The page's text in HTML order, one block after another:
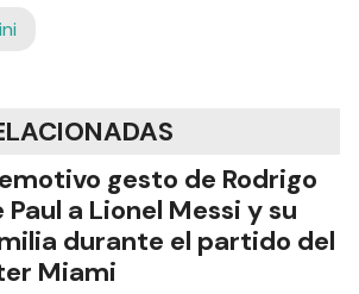
gesto de Rodrigo
Paul a Lionel Messi y su
durante el partido del
Miami